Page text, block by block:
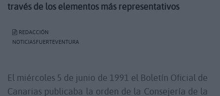
través de los elementos más representativos
REDACCIÓN
NOTICIASFUERTEVENTURA
El miércoles 5 de junio de 1991 el Boletín Oficial de
Canarias publicaba la orden de la Consejería de la